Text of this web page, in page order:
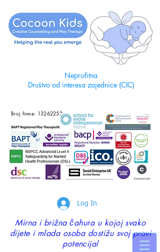
Neprofitna
Društvo od interesa zajednice (CIC)
Broj firme: 13262252
Log In
Mirna i brižna čahura u kojoj svako
dijete i mlada osoba dostižu svoj pravi
potencijal